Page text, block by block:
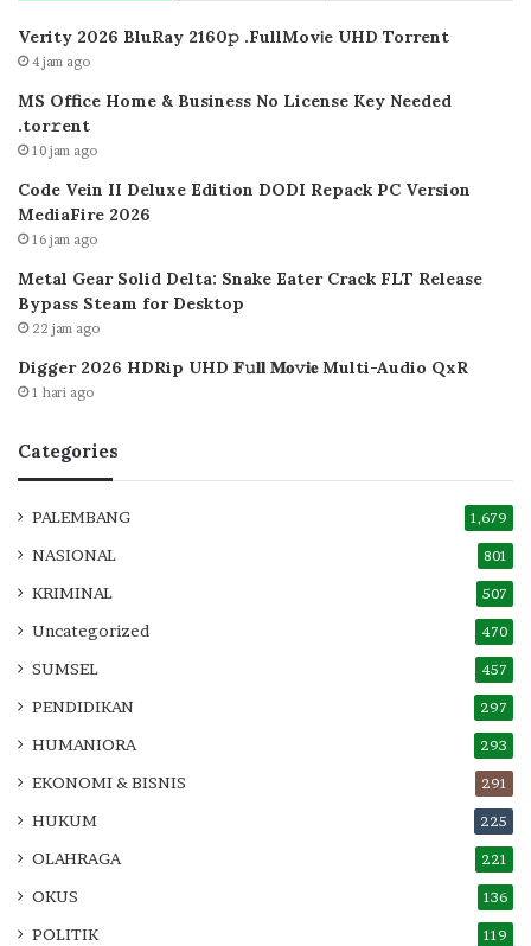
Verity 2026 BluRay 2160𝚙 .FullMov𝗂e UHD Torrent
4 jam ago
MS Office Home & Business No License Key Needed
.tоr𝚛еnt
10 jam ago
Code Vein II Deluxe Edition DODI Repack PC Version
MediaFire 2026
16 jam ago
Metal Gear Solid Delta: Snake Eater Crack FLT Release
Bypass Steam for Desktop
22 jam ago
Digger 2026 HDRip UHD 𝐅𝚞𝐥𝐥 𝐌𝐨𝚟𝐢𝐞 Multi-Audio QxR
1 hari ago
Categories
PALEMBANG 1,679
NASIONAL 801
KRIMINAL 507
Uncategorized 470
SUMSEL 457
PENDIDIKAN 297
HUMANIORA 293
EKONOMI & BISNIS 291
HUKUM 225
OLAHRAGA 221
OKUS 136
POLITIK 119